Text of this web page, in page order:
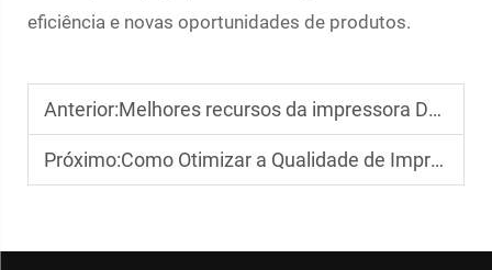
eficiência e novas oportunidades de produtos.
Anterior:Melhores recursos da impressora DTF para procurar
Próximo:Como Otimizar a Qualidade de Impressão com uma Impressora DTF Rosa